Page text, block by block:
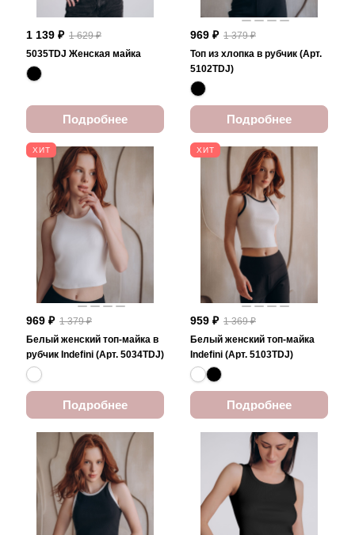
1 139 ₽ 1 629 ₽
5035TDJ Женская майка
Подробнее
969 ₽ 1 379 ₽
Топ из хлопка в рубчик (Арт.
5102TDJ)
Подробнее
ХИТ
969 ₽ 1 379 ₽
Белый женский топ-майка в
рубчик Indefini (Арт. 5034TDJ)
Подробнее
ХИТ
959 ₽ 1 369 ₽
Белый женский топ-майка
Indefini (Арт. 5103TDJ)
Подробнее